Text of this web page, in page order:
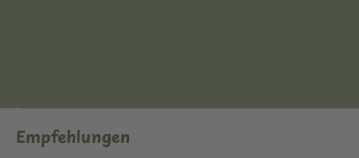
Empfehlungen